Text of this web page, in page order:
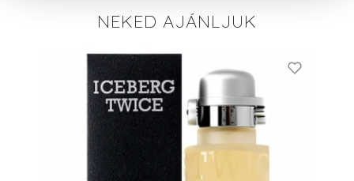
NEKED AJÁNLJUK